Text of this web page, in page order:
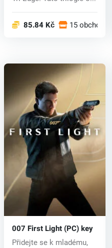
85.84 Kč 15 obchodech
007 First Light (PC) key
Přidejte se k mladému,